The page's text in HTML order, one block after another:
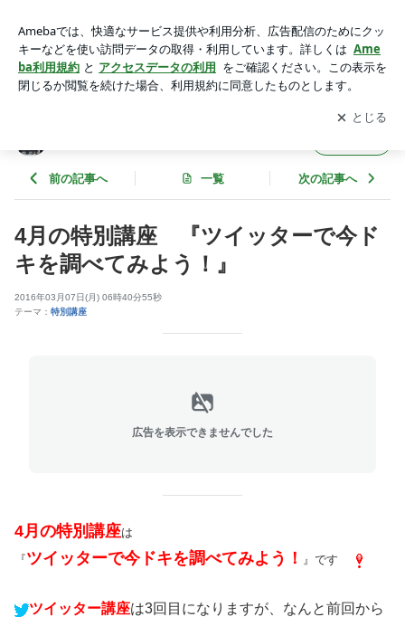
アクセス ユープラン ～スタッフブログ～
アプリをダウンロードして ブログの更新通知
を受け取りまし
ょう。
開く
前の記事へ 一覧 次の記事へ
4月の特別講座 『ツイッターで今ド
キを調べてみよう！』
2016年03月07日(月) 06時40分55秒
テーマ： 特別講座
広告を表示できませんでした
4月の特別講座は
『ツイッターで今ドキを調べてみよう！ 』です
ツイッター講座は3回目になりますが、なんと前回から